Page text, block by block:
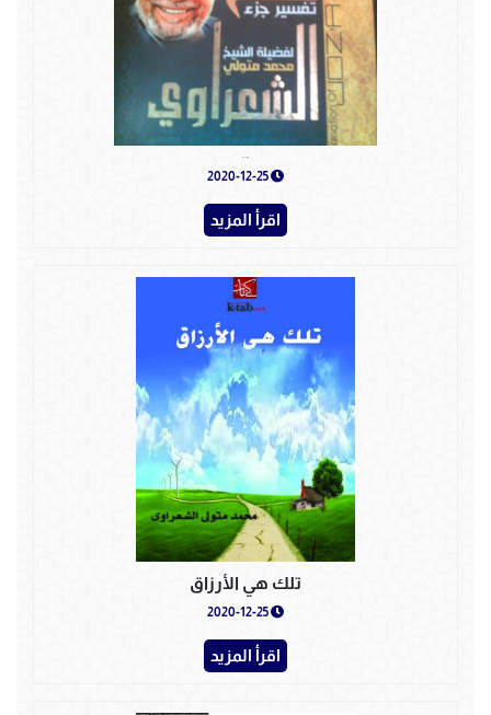
اقرأ المزيد
تلك هي الأرزاق
اقرأ المزيد